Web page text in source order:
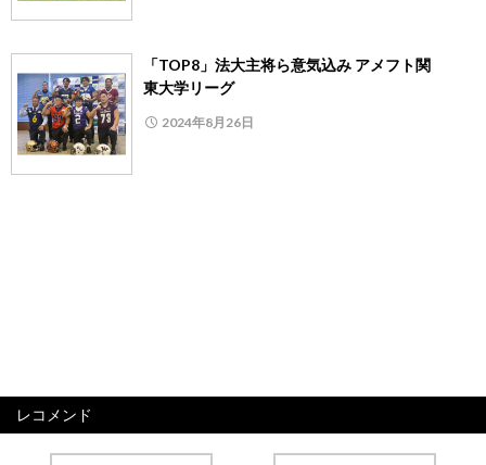
「TOP8」法大主将ら意気込み アメフト関
東大学リーグ
2024年8月26日
レコメンド